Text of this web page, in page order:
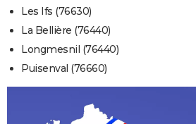
Les Ifs (76630)
La Bellière (76440)
Longmesnil (76440)
Puisenval (76660)